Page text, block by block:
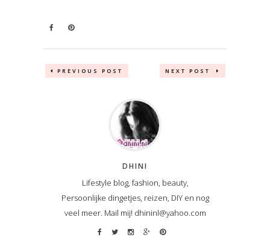
PREVIOUS POST NEXT POST
DHINI
Lifestyle blog, fashion, beauty,
Persoonlijke dingetjes, reizen, DIY en nog
veel meer. Mail mij! dhininl@yahoo.com